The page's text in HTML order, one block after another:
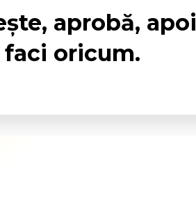
aprobă, apoi
oricum.